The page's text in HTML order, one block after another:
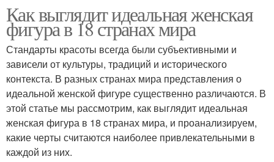
Как выглядит идеальная женская
фигура в 18 странах мира
Стандарты красоты всегда были субъективными и
зависели от культуры, традиций и исторического
контекста. В разных странах мира представления о
идеальной женской фигуре существенно различаются. В
этой статье мы рассмотрим, как выглядит идеальная
женская фигура в 18 странах мира, и проанализируем,
какие черты считаются наиболее привлекательными в
каждой из них.